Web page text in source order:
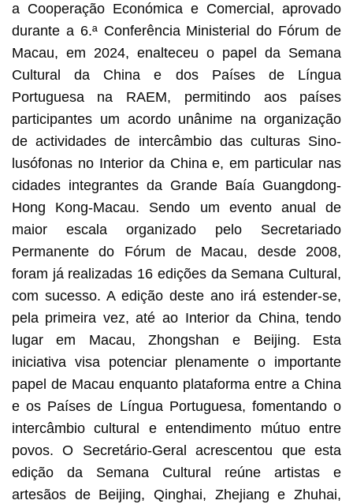
a Cooperação Económica e Comercial, aprovado
durante a 6.ª Conferência Ministerial do Fórum de
Macau, em 2024, enalteceu o papel da Semana
Cultural da China e dos Países de Língua
Portuguesa na RAEM, permitindo aos países
participantes um acordo unânime na organização
de actividades de intercâmbio das culturas Sino-
lusófonas no Interior da China e, em particular nas
cidades integrantes da Grande Baía Guangdong-
Hong Kong-Macau. Sendo um evento anual de
maior escala organizado pelo Secretariado
Permanente do Fórum de Macau, desde 2008,
foram já realizadas 16 edições da Semana Cultural,
com sucesso. A edição deste ano irá estender-se,
pela primeira vez, até ao Interior da China, tendo
lugar em Macau, Zhongshan e Beijing. Esta
iniciativa visa potenciar plenamente o importante
papel de Macau enquanto plataforma entre a China
e os Países de Língua Portuguesa, fomentando o
intercâmbio cultural e entendimento mútuo entre
povos. O Secretário-Geral acrescentou que esta
edição da Semana Cultural reúne artistas e
artesãos de Beijing, Qinghai, Zhejiang e Zhuhai,